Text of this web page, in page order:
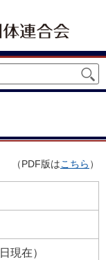
（PDF版はこちら ）
現在）